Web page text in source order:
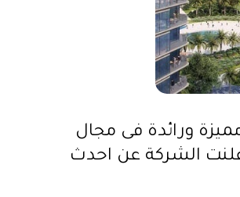
ورائدة فى مجال
الشركة عن احدث